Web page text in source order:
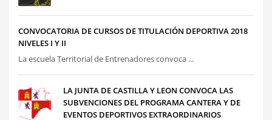
CONVOCATORIA DE CURSOS DE TITULACIÓN DEPORTIVA 2018
NIVELES I Y II
La escuela Territorial de Entrenadores convoca ...
LA JUNTA DE CASTILLA Y LEON CONVOCA LAS
SUBVENCIONES DEL PROGRAMA CANTERA Y DE
EVENTOS DEPORTIVOS EXTRAORDINARIOS